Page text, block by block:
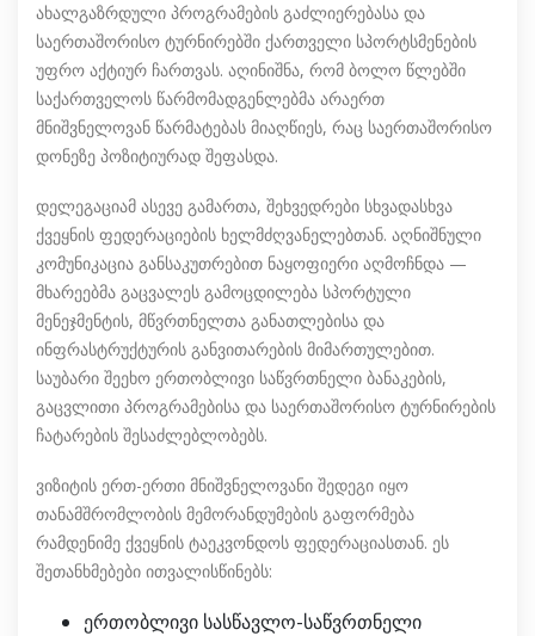
ახალგაზრდული პროგრამების გაძლიერებასა და
საერთაშორისო ტურნირებში ქართველი სპორტსმენების
უფრო აქტიურ ჩართვას. აღინიშნა, რომ ბოლო წლებში
საქართველოს წარმომადგენლებმა არაერთ
მნიშვნელოვან წარმატებას მიაღწიეს, რაც საერთაშორისო
დონეზე პოზიტიურად შეფასდა.
დელეგაციამ ასევე გამართა, შეხვედრები სხვადასხვა
ქვეყნის ფედერაციების ხელმძღვანელებთან. აღნიშნული
კომუნიკაცია განსაკუთრებით ნაყოფიერი აღმოჩნდა —
მხარეებმა გაცვალეს გამოცდილება სპორტული
მენეჯმენტის, მწვრთნელთა განათლებისა და
ინფრასტრუქტურის განვითარების მიმართულებით.
საუბარი შეეხო ერთობლივი საწვრთნელი ბანაკების,
გაცვლითი პროგრამებისა და საერთაშორისო ტურნირების
ჩატარების შესაძლებლობებს.
ვიზიტის ერთ-ერთი მნიშვნელოვანი შედეგი იყო
თანამშრომლობის მემორანდუმების გაფორმება
რამდენიმე ქვეყნის ტაეკვონდოს ფედერაციასთან. ეს
შეთანხმებები ითვალისწინებს:
ერთობლივი სასწავლო-საწვრთნელი